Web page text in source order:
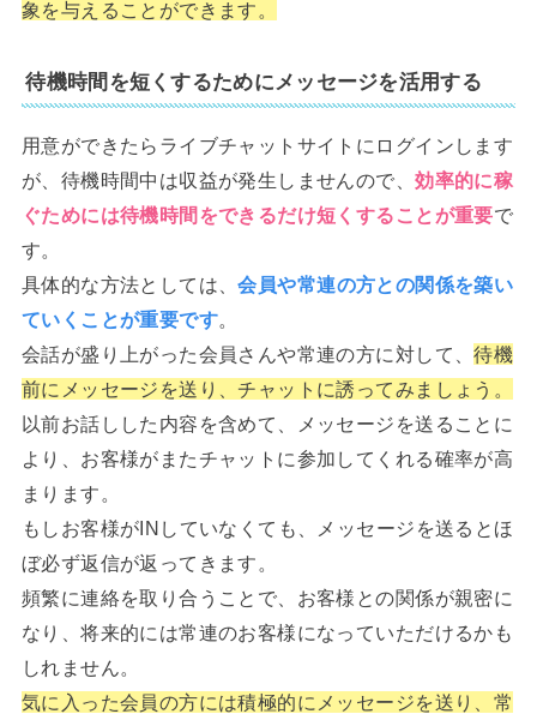
象を与えることができます。
待機時間を短くするためにメッセージを活用する
用意ができたらライブチャットサイトにログインします
が、待機時間中は収益が発生しませんので、効率的に稼
ぐためには待機時間をできるだけ短くすることが重要で
す。
具体的な方法としては、会員や常連の方との関係を築い
ていくことが重要です。
会話が盛り上がった会員さんや常連の方に対して、待機
前にメッセージを送り、チャットに誘ってみましょう。
以前お話しした内容を含めて、メッセージを送ることに
より、お客様がまたチャットに参加してくれる確率が高
まります。
もしお客様がINしていなくても、メッセージを送るとほ
ぼ必ず返信が返ってきます。
頻繁に連絡を取り合うことで、お客様との関係が親密に
なり、将来的には常連のお客様になっていただけるかも
しれません。
気に入った会員の方には積極的にメッセージを送り、常